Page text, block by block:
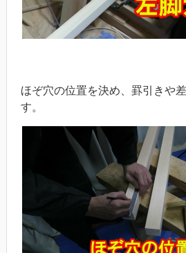
ほぞ穴の位置を決め、罫引きや
す。